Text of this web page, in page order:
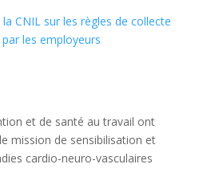
CNIL sur les règles de collecte
les employeurs
et de santé au travail ont
mission de sensibilisation et
cardio-neuro-vasculaires